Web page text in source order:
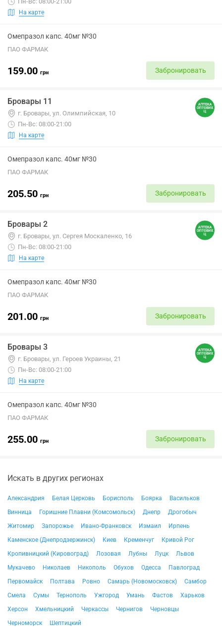
На карте
Омепразол капс. 40мг №30
ПАО ФАРМАК
159.00 грн Забронировать
Бровары 11
г. Бровары, ул. Олимпийская, 10
Пн-Вс: 08:00-21:00
На карте
Омепразол капс. 40мг №30
ПАО ФАРМАК
205.50 грн Забронировать
Бровары 2
г. Бровары, ул. Сергея Москаленко, 16
Пн-Вс: 08:00-21:00
На карте
Омепразол капс. 40мг №30
ПАО ФАРМАК
201.00 грн Забронировать
Бровары 3
г. Бровары, ул. Героев Украины, 21
Пн-Вс: 08:00-21:00
На карте
Омепразол капс. 40мг №30
ПАО ФАРМАК
255.00 грн Забронировать
Искать в других регионах
Александрия Белая Церковь Борисполь Боярка
Васильков
Винница
Горишние Плавни (Комсомольск) Днепр
Дрогобыч
Житомир
Запорожье Ивано-Франковск Измаил
Ирпень
Каменское (Днепродзержинск)
Киев Кременчуг
Кривой Рог
Кропивницкий (Кировоград)
Лозовая Лубны Луцк
Львов
Мукачево
Николаев Никополь Обухов Одесса
Павлоград
Первомайск
Полтава Ровно Самарь (Новомосковск)
Самбор
Смела
Сумы Тернополь Ужгород Умань Фастов
Харьков
Херсон
Хмельницкий Черкассы Чернигов
Черновцы
Черноморск
Шептицкий